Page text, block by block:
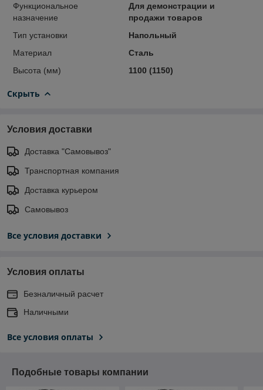
Функциональное
назначение
Для демонстрации и
продажи товаров
Тип установки
Напольный
Материал
Сталь
Высота (мм)
1100 (1150)
Скрыть
Условия доставки
Доставка "Самовывоз"
Транспортная компания
Доставка курьером
Самовывоз
Все условия доставки
Условия оплаты
Безналичный расчет
Наличными
Все условия оплаты
Подобные товары компании